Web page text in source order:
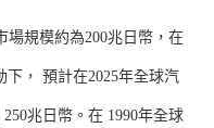
場規模約為200兆日幣，在
下， 預計在2025年全球汽
兆日幣。在 1990年全球